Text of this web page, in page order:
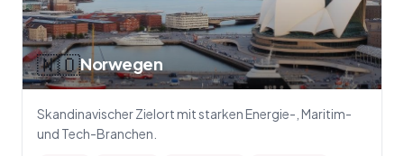
🇳🇴Norwegen
Skandinavischer Zielort mit starken Energie-, Maritim-
und Tech-Branchen.